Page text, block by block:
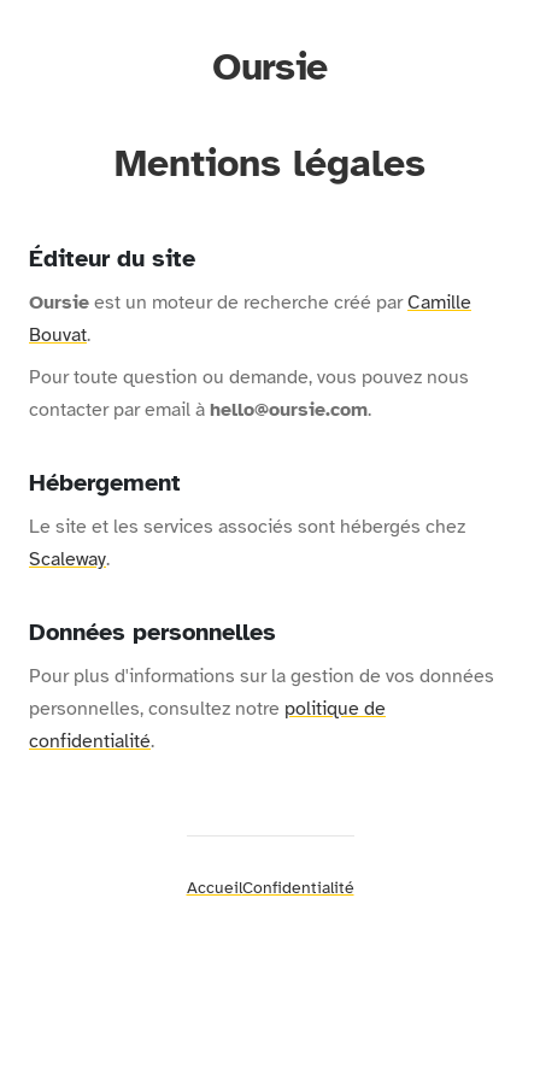
Oursie
Mentions légales
Éditeur du site
Oursie est un moteur de recherche créé parCamille
Bouvat.
Pour toute question ou demande, vous pouvez nous
contacter par email à hello@oursie.com.
Hébergement
Le site et les services associés sont hébergés chez
Scaleway.
Données personnelles
Pour plus d'informations sur la gestion de vos données
personnelles, consultez notre politique de
confidentialité.
AccueilConfidentialité